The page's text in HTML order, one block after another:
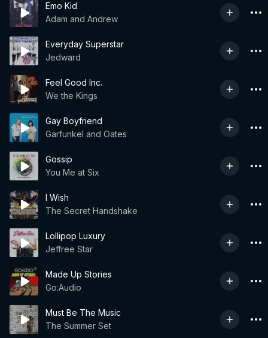
Emo Kid
Adam and Andrew
Everyday Superstar
Jedward
Feel Good Inc.
We the Kings
Gay Boyfriend
Garfunkel and Oates
Gossip
You Me at Six
I Wish
The Secret Handshake
Lollipop Luxury
Jeffree Star
Made Up Stories
Go:Audio
Must Be The Music
The Summer Set